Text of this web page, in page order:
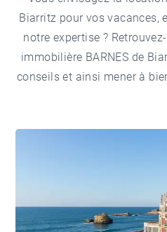
Biarritz pour vos vacances,
notre expertise ?
immobilière BARNES de
conseils et ainsi mener à